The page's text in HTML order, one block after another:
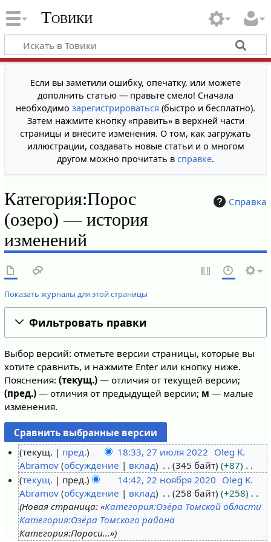
Товики
Если вы заметили ошибку, опечатку, или можете
дополнить статью — правьте смело! Сначала
необходимо зарегистрироваться (быстро и бесплатно).
Затем нажмите кнопку «править» в верхней части
страницы и внесите изменения. О том, как загружать
иллюстрации, создавать новые статьи и о многом
другом можно прочитать в справке.
Справка
Категория:Порос
(озеро) — история
изменений
Показать журналы для этой страницы
Фильтровать правки
Выбор версий: отметьте версии страницы, которые вы
хотите сравнить, и нажмите Enter или кнопку ниже.
Пояснения: (текущ.)— отличия от текущей версии;
(пред.)— отличия от предыдущей версии; м — малые
изменения.
7
текущ. пред. 18:33, 27 июля 2022 Oleg K.
Abramov обсуждение вклад 345 байт
+87
Н
е
т
о
п
текущ. пред. 14:42, 22 ноября 2020 Oleg K.
Abramov обсуждение вклад 258 байт
+258
Новая страница: «Категория:Озёра Томской области
Категория:Озёра Томского района
Категория:Пороси…»